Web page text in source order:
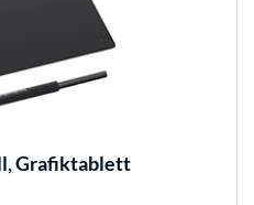
Grafiktablett